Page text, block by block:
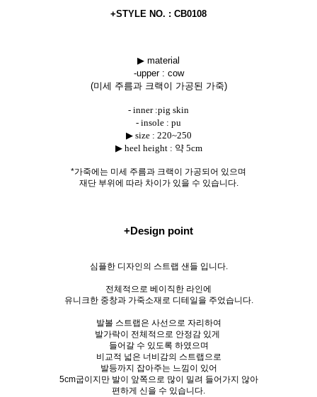
+STYLE NO. : CB0108
▶ material
-upper : cow
(미세 주름과 크랙이 가공된 가죽)
- inner :pig skin
- insole : pu
▶ size : 220~250
▶ heel height : 약 5cm
*가죽에는 미세 주름과 크랙이 가공되어 있으며
재단 부위에 따라 차이가 있을 수 있습니다.
+Design point
심플한 디자인의 스트랩 샌들 입니다.
전체적으로 베이직한 라인에
유니크한 중창과 가죽소재로 디테일을 주었습니다.
발볼 스트랩은 사선으로 자리하여
발가락이 전체적으로 안정감 있게
들어갈 수 있도록 하였으며
비교적 넓은 너비감의 스트랩으로
발등까지 잡아주는 느낌이 있어
5cm굽이지만 발이 앞쪽으로 많이 밀려 들어가지 않아
편하게 신을 수 있습니다.